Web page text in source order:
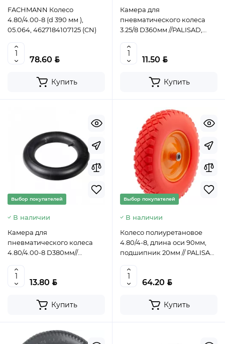
FACHMANN Колесо
4.80/4.00-8 (d 390 мм ),
05.064, 4627184107125 (CN)
78.60 BYN
Купить
Камера для
пневматического колеса
3.25/8 D360мм //PALISAD,
11.50 BYN
Купить
Выбор покупателей
В наличии
Камера для
пневматического колеса
4.80/4.00-8 D380мм//
13.80 BYN
Купить
Выбор покупателей
В наличии
Колесо полиуретановое
4.80/4-8, длина оси 90мм,
подшипник 20мм // PALISAD,
64.20 BYN
Купить